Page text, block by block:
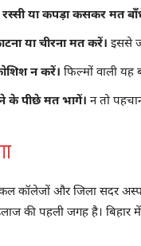
या कपड़ा कसकर मत
या चीरना मत करें। इससे
न करें। फिल्मों वाली
के पीछे मत भागें। न तो
कॉलेजों और जिला सदर
की पहली जगह है।